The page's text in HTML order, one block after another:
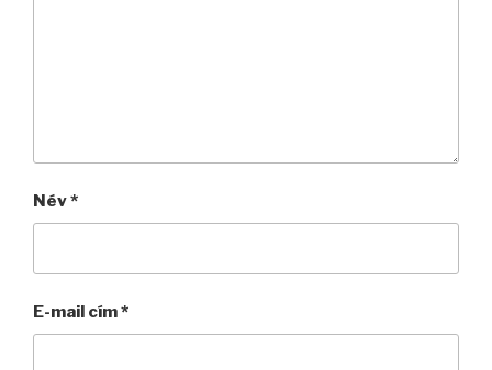
Név*
E-mail cím*